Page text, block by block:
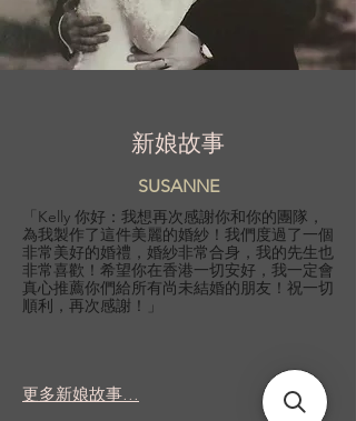
新娘故事
SUSANNE
「Kelly 你好：我想再次感謝你和你的團隊，
為我製作了這件美麗的婚紗！我們度過了一個
非常美好的婚禮，婚紗非常合身，我的先生也
非常喜歡！希望你在香港一切安好，我一定會
真心推薦你們給所有尚未結婚的朋友！祝一切
順利，再次感謝！」
更多新娘故事...